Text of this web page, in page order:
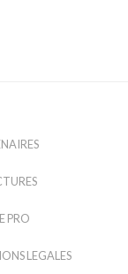
PRO
LEGALES